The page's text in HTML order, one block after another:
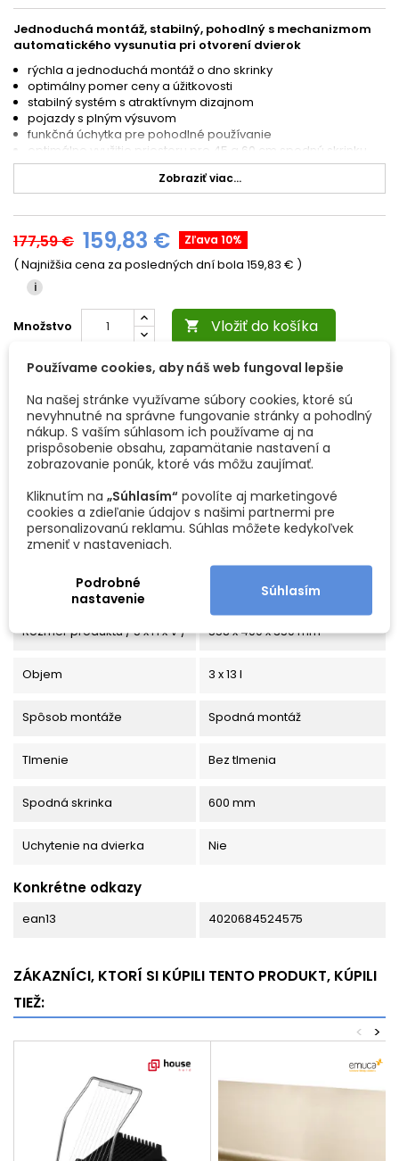
Jednoduchá montáž, stabilný, pohodlný s mechanizmom
automatického vysunutia pri otvorení dvierok
rýchla a jednoduchá montáž o dno skrinky
optimálny pomer ceny a úžitkovosti
stabilný systém s atraktívnym dizajnom
pojazdy s plným výsuvom
funkčná úchytka pre pohodlné používanie
optimálne využitie priestoru pre 45 a 60 cm spodnú skrinku
Technické parametre:
Montážny návod pre BLANCO BOTTON Pro Automatic:
maximálna šírka pántov 35 mm
hĺbka montáže: 400 mm
výška montáže: 350 mm
Zobraziť viac...
177,59 € 159,83 € Zľava 10%
( Najnižšia cena za posledných dní bola 159,83 € )
i
Množstvo  Vložiť do košíka
Predpokladaný dátum doručenia-24. 8. 2026
DETAILY PRODUKTU
Vlastnosti produktu
Rozmer produktu / Š x H x V / 558 x 400 x 350 mm
Objem 3 x 13 l
Spôsob montáže Spodná montáž
Tlmenie Bez tlmenia
Spodná skrinka 600 mm
Uchytenie na dvierka Nie
Konkrétne odkazy
ean13 4020684524575
ZÁKAZNÍCI, KTORÍ SI KÚPILI TENTO PRODUKT, KÚPILI
TIEŽ:
>
<
Používame cookies, aby náš web fungoval lepšie
Na našej stránke využívame súbory cookies, ktoré sú
nevyhnutné na správne fungovanie stránky a pohodlný
nákup. S vaším súhlasom ich používame aj na
prispôsobenie obsahu, zapamätanie nastavení a
zobrazovanie ponúk, ktoré vás môžu zaujímať.
Kliknutím na „Súhlasím“ povolíte aj marketingové
cookies a zdieľanie údajov s našimi partnermi pre
personalizovanú reklamu. Súhlas môžete kedykoľvek
zmeniť v nastaveniach.
Podrobné
nastavenie
Súhlasím